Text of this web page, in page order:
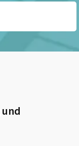
und